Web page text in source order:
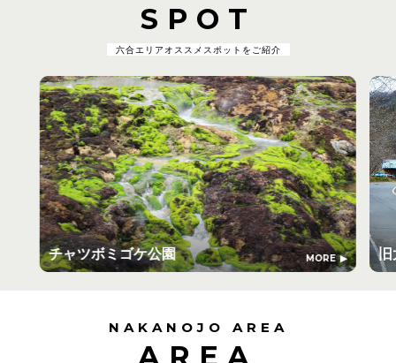
SPOT
六合エリアオススメスポットをご紹介
チャツボミゴケ公園 MORE 旧
NAKANOJO AREA